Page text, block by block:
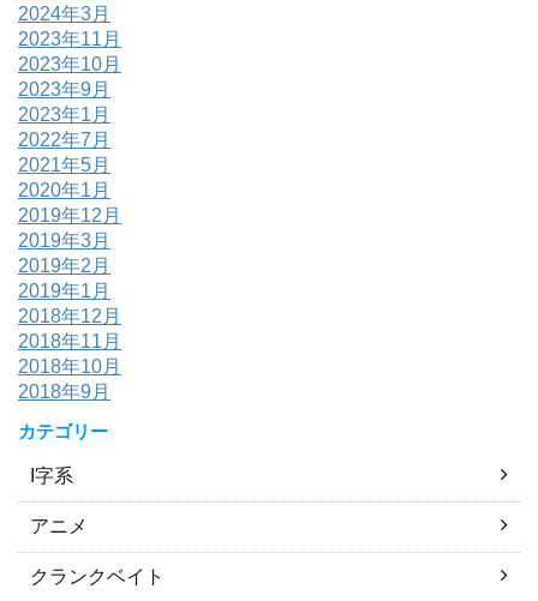
2024年3月
2023年11月
2023年10月
2023年9月
2023年1月
2022年7月
2021年5月
2020年1月
2019年12月
2019年3月
2019年2月
2019年1月
2018年12月
2018年11月
2018年10月
2018年9月
カテゴリー
I字系
アニメ
クランクベイト